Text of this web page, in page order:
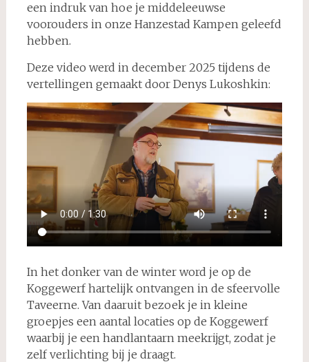
een indruk van hoe je middeleeuwse
voorouders in onze Hanzestad Kampen geleefd
hebben.
Deze video werd in december 2025 tijdens de
vertellingen gemaakt door Denys Lukoshkin:
In het donker van de winter word je op de
Koggewerf hartelijk ontvangen in de sfeervolle
Taveerne. Van daaruit bezoek je in kleine
groepjes een aantal locaties op de Koggewerf
waarbij je een handlantaarn meekrijgt, zodat je
zelf verlichting bij je draagt.